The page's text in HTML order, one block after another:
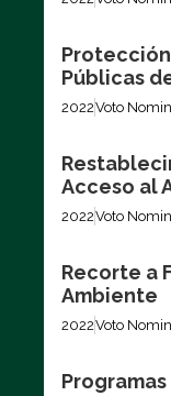
Públicas
2022Voto
Acceso al
2022Voto
Recorte a
Ambiente
2022Voto